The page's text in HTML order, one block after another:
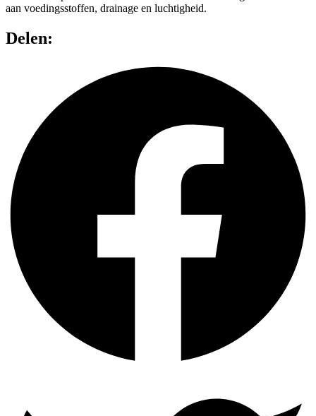
aan voedingsstoffen, drainage en luchtigheid.
Delen: